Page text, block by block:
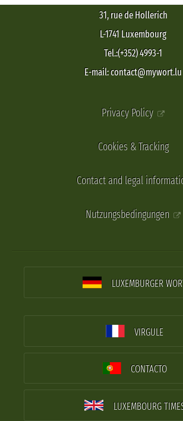
31, rue de Hollerich
L-1741 Luxembourg
Tel.:(+352) 4993-1
E-mail: contact@mywort.lu
Privacy Policy
Cookies & Tracking
Contact and legal
Nutzungsbedingungen
LUXEMBURGER
VIRGULE
CONTACTO
LUXEMBOURG